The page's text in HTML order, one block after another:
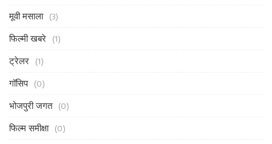
मूवी मसाला (3)
फिल्मी खबरे (1)
ट्रेलर (1)
गॉसिप (0)
भोजपुरी जगत (0)
फिल्म समीक्षा (0)